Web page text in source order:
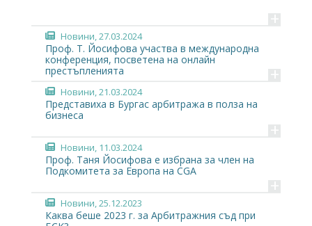
+
Новини, 27.03.2024
Проф. Т. Йосифова участва в международна
конференция, посветена на онлайн
престъпленията
+
Новини, 21.03.2024
Представиха в Бургас арбитража в полза на
бизнеса
+
Новини, 11.03.2024
Проф. Таня Йосифова е избрана за член на
Подкомитета за Европа на CGA
+
Новини, 25.12.2023
Каква беше 2023 г. за Арбитражния съд при